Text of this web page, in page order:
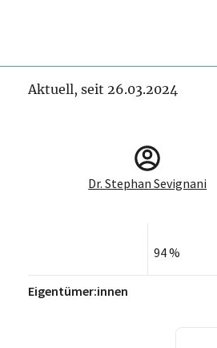
Aktuell, seit 26.03.2024
Dr. Stephan Sevignani
94 %
Eigentümer:innen